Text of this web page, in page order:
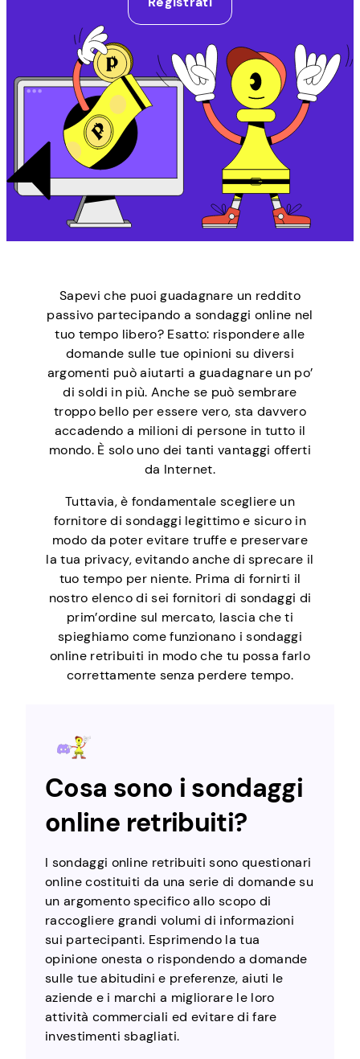
Sapevi che puoi guadagnare un reddito
passivo partecipando a sondaggi online nel
tuo tempo libero? Esatto: rispondere alle
domande sulle tue opinioni su diversi
argomenti può aiutarti a guadagnare un po’
di soldi in più. Anche se può sembrare
troppo bello per essere vero, sta davvero
accadendo a milioni di persone in tutto il
mondo. È solo uno dei tanti vantaggi offerti
da Internet.
Tuttavia, è fondamentale scegliere un
fornitore di sondaggi legittimo e sicuro in
modo da poter evitare truffe e preservare
la tua privacy, evitando anche di sprecare il
tuo tempo per niente. Prima di fornirti il
nostro elenco di sei fornitori di sondaggi di
prim’ordine sul mercato, lascia che ti
spieghiamo come funzionano i sondaggi
online retribuiti in modo che tu possa farlo
correttamente senza perdere tempo.
Cosa sono i sondaggi
online retribuiti?
I sondaggi online retribuiti sono questionari
online costituiti da una serie di domande su
un argomento specifico allo scopo di
raccogliere grandi volumi di informazioni
sui partecipanti. Esprimendo la tua
opinione onesta o rispondendo a domande
sulle tue abitudini e preferenze, aiuti le
aziende e i marchi a migliorare le loro
attività commerciali ed evitare di fare
investimenti sbagliati.